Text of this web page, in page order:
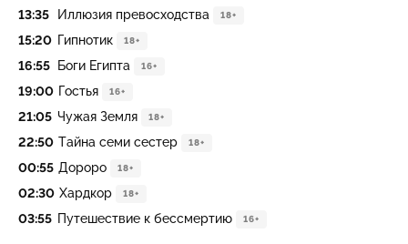
13:35 Иллюзия превосходства 18+
15:20 Гипнотик 18+
16:55 Боги Египта 16+
19:00 Гостья 16+
21:05 Чужая Земля 18+
22:50 Тайна семи сестер 18+
00:55 Дороро 18+
02:30 Хардкор 18+
03:55 Путешествие к бессмертию 16+